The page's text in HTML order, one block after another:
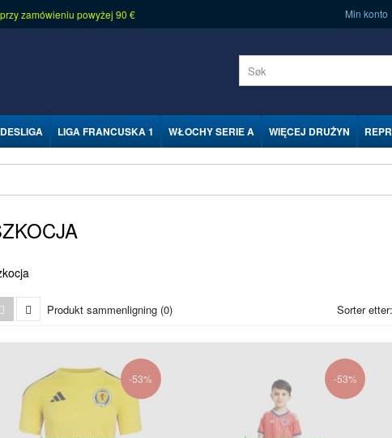
zamówieniu powyżej 90 € Min konto
LIGA FRANCUSKA 1 WŁOCHY SERIE A WIĘCEJ DRUŻYN
Sorter etter:
Produkt sammenligning (0)
-53% -53%